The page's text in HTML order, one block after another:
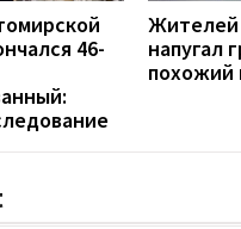
46-
напугал
похожий